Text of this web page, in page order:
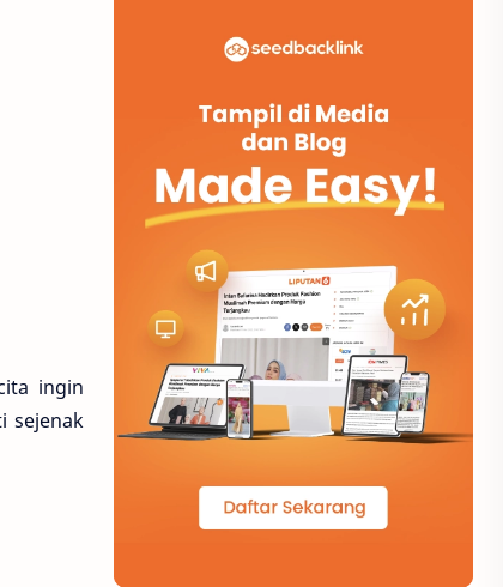
ingin
sejenak